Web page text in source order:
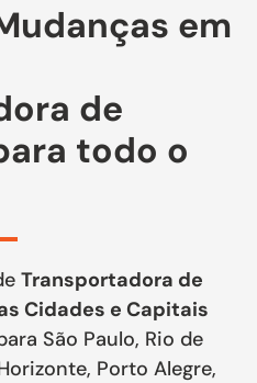
em
de
todo o
Transportadora de
Cidades e Capitais
São Paulo, Rio de
Porto Alegre,